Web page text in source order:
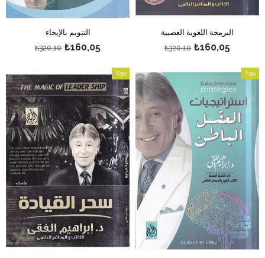
التنويم بالإيحاء
₺160,05
₺320,10
البرمجة اللغوية العصبية
₺160,05
₺320,10
%50
بيع
%50بيع
%50
%50بيع